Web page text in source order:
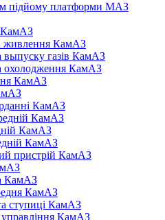
підйому платформи МАЗ
КамАЗ
живлення КамАЗ
выпуску газів КамАЗ
охолодження КамАЗ
КамАЗ
КамАЗ
КамАЗ
КамАЗ
КамАЗ
пристрій КамАЗ
КамАЗ
КамАЗ
ступиці КамАЗ
управління КамАЗ